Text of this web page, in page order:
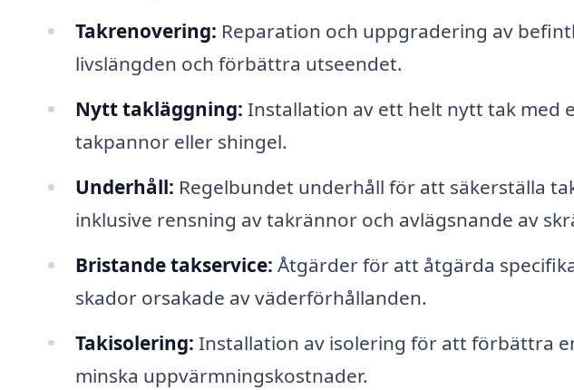
Takrenovering: Reparation och uppgradering av
livslängden och förbättra utseendet.
Nytt takläggning: Installation av ett helt nytt tak med
takpannor eller shingel.
Underhåll: Regelbundet underhåll för att säkerställa
inklusive rensning av takrännor och avlägsnande av
Bristande takservice: Åtgärder för att åtgärda
skador orsakade av väderförhållanden.
Takisolering: Installation av isolering för att förbättra
minska uppvärmningskostnader.